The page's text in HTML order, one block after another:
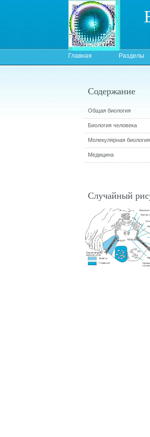
Главная Разделы
Содержание
Общая биология
Биология человека
Молекулярная биология
Медицина
Случайный